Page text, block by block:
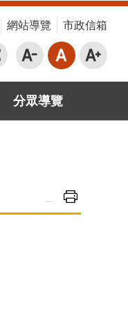
網站導覽 市政信箱
分眾導覽